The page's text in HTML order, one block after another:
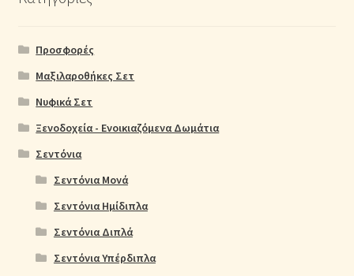
Προσφορές
Μαξιλαροθήκες Σετ
Νυφικά Σετ
Ξενοδοχεία - Ενοικιαζόμενα Δωμάτια
Σεντόνια
Σεντόνια Μονά
Σεντόνια Ημίδιπλα
Σεντόνια Διπλά
Σεντόνια Υπέρδιπλα